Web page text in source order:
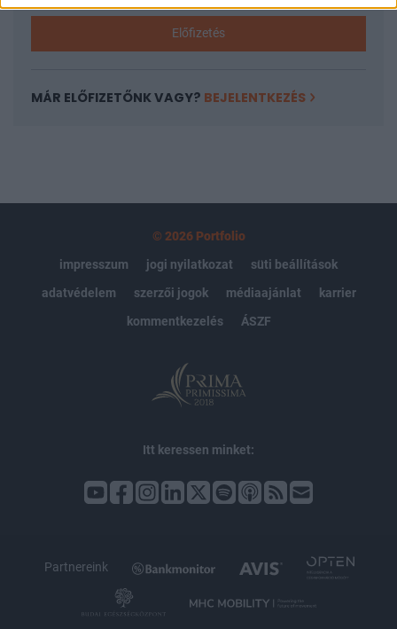
Előfizetés
MÁR ELŐFIZETŐNK VAGY? BEJELENTKEZÉS
© 2026 Portfolio
impresszum
jogi nyilatkozat
süti beállítások
adatvédelem
szerzői jogok médiaajánlat
karrier
kommentkezelés
ÁSZF
Itt keressen minket:
Partnereink